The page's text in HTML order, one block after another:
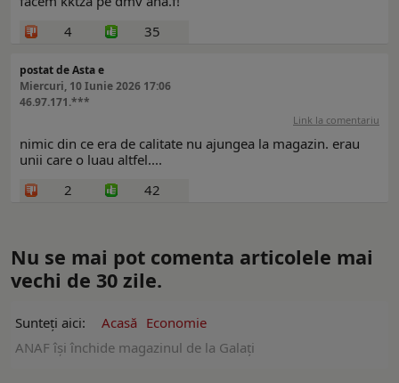
4
35
postat de Asta e
Miercuri, 10 Iunie 2026 17:06
46.97.171.***
Link la comentariu
nimic din ce era de calitate nu ajungea la magazin. erau
unii care o luau altfel....
2
42
Nu se mai pot comenta articolele mai
vechi de 30 zile.
Sunteți aici: Acasă Economie
ANAF îşi închide magazinul de la Galați